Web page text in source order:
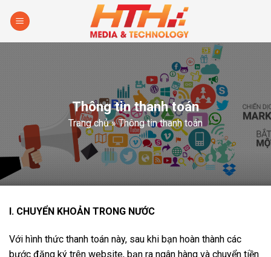
Thông tin thanh toán
Trang chủ»Thông tin thanh toán
I. CHUYỂN KHOẢN TRONG NƯỚC
Với hình thức thanh toán này, sau khi bạn hoàn thành các
bước đăng ký trên website, bạn ra ngân hàng và chuyển tiền